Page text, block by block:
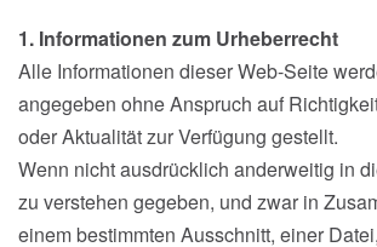
1. Informationen zum Urheberrecht
Alle Informationen dieser Web-Seite
angegeben ohne Anspruch auf
oder Aktualität zur Verfügung gestellt.
Wenn nicht ausdrücklich anderweitig in
zu verstehen gegeben, und zwar in
einem bestimmten Ausschnitt, einer